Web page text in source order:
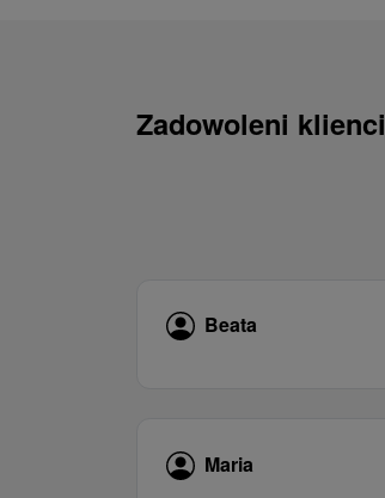
Zadowoleni klienci
Beata
Maria